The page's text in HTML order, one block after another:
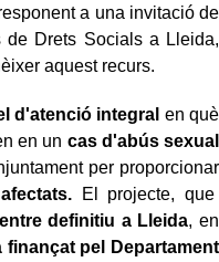
a una invitació de
de Drets Socials a Lleida,
aquest recurs.
d'atenció integral en què
en un cas d'abús sexual
per proporcionar
El projecte, que
definitiu a Lleida, en
finançat pel Departament